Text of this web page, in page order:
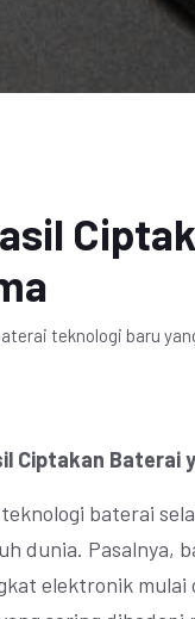
teknologi baru
Ciptakan Baterai
baterai
dunia. Pasalnya,
elektronik